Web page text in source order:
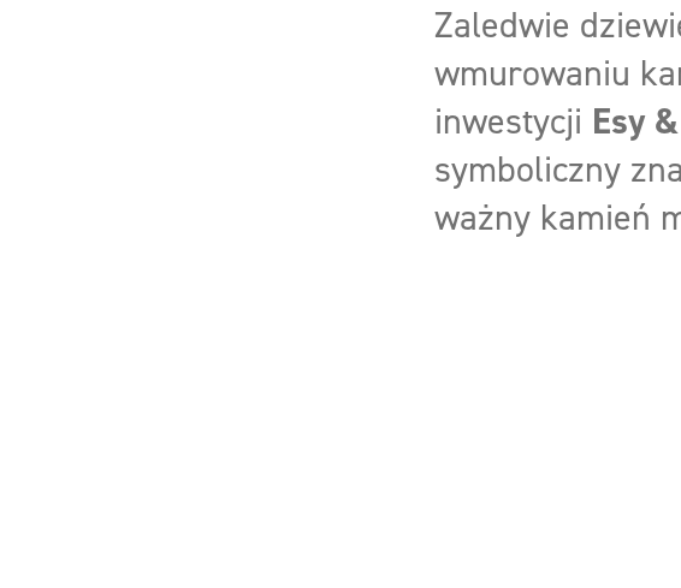
Zaledwie
wmurowaniu
inwestycji Esy
symboliczny
ważny kamień